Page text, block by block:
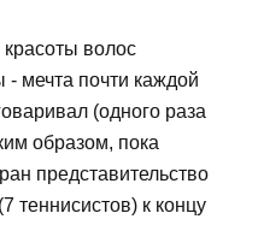
волос
мечта почти каждой
(одного раза
образом, пока
представительство
теннисистов) к концу